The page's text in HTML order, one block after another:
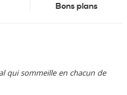
Bons plans
qui sommeille en chacun de